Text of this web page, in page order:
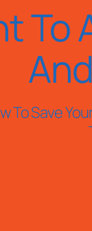
To
To Save